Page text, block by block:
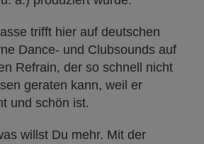
trifft hier auf deutschen
Dance- und Clubsounds auf
Refrain, der so schnell nicht
geraten kann, weil er
und schön ist.
willst Du mehr. Mit der